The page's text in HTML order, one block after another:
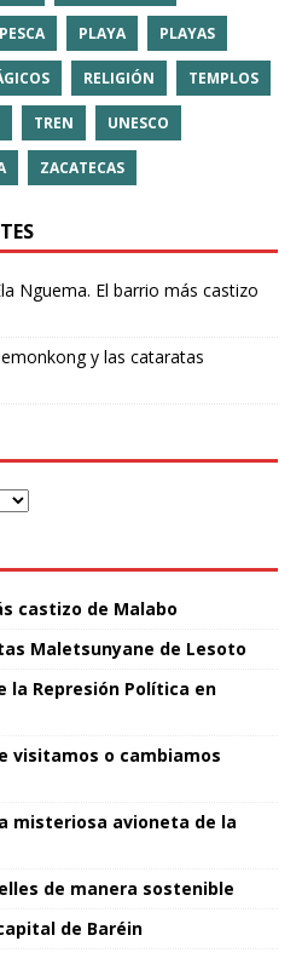
PESCA PLAYA PLAYAS
RELIGIÓN TEMPLOS
TREN UNESCO
ZACATECAS
Nguema. El barrio más castizo
y las cataratas
castizo de Malabo
Maletsunyane de Lesoto
la Represión Política en
visitamos o cambiamos
misteriosa avioneta de la
de manera sostenible
de Baréin